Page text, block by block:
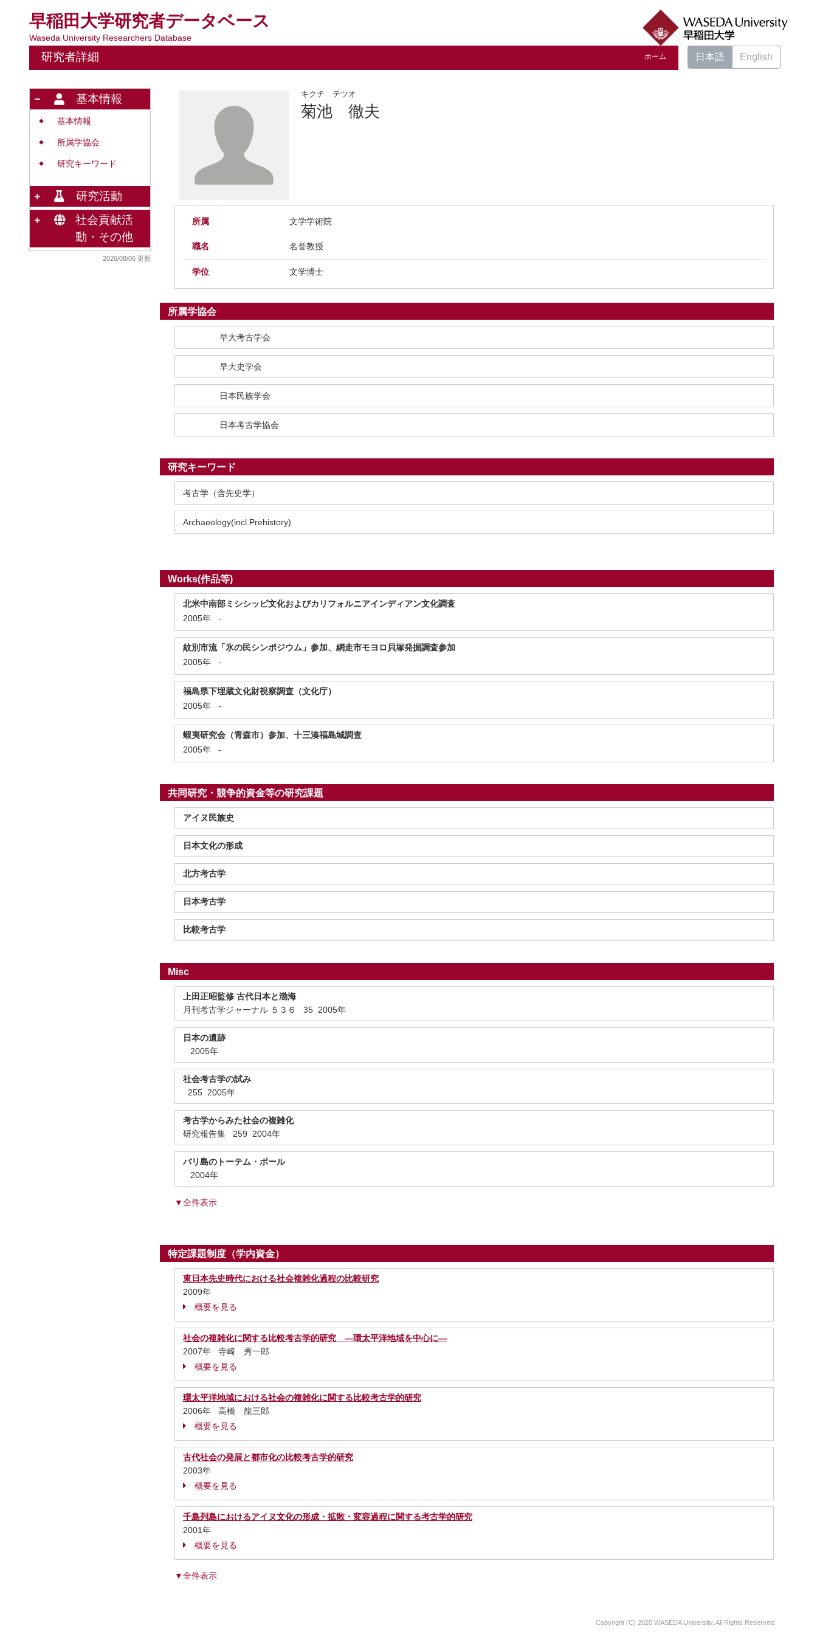
早稲田大学研究者データベース
Waseda University Researchers Database
研究者詳細 ホーム 日本語 English
基本情報
◆ 基本情報
◆ 所属学協会
◆ 研究キーワード
研究活動
社会貢献活
動・その他
2026/08/06 更新
キクチ テツオ
菊池 徹夫
所属 文学学術院
職名 名誉教授
学位 文学博士
所属学協会
早大考古学会
早大史学会
日本民族学会
日本考古学協会
研究キーワード
考古学（含先史学）
Archaeology(incl.Prehistory)
Works(作品等)
北米中南部ミシシッピ文化およびカリフォルニアインディアン文化調査
2005年
-
紋別市流「氷の民シンポジウム」参加、網走市モヨロ貝塚発掘調査参加
2005年
-
福島県下埋蔵文化財視察調査（文化庁）
2005年
-
蝦夷研究会（青森市）参加、十三湊福島城調査
2005年
-
共同研究・競争的資金等の研究課題
アイヌ民族史
日本文化の形成
北方考古学
日本考古学
比較考古学
Misc
上田正昭監修 古代日本と渤海
月刊考古学ジャーナル ５３６ 35 2005年
日本の遺跡
2005年
社会考古学の試み
255 2005年
考古学からみた社会の複雑化
研究報告集 259 2004年
バリ島のトーテム・ポール
2004年
▼全件表示
特定課題制度（学内資金）
東日本先史時代における社会複雑化過程の比較研究
2009年
概要を見る
社会の複雑化に関する比較考古学的研究 ―環太平洋地域を中心に―
2007年 寺崎 秀一郎
概要を見る
環太平洋地域における社会の複雑化に関する比較考古学的研究
2006年 高橋 龍三郎
概要を見る
古代社会の発展と都市化の比較考古学的研究
2003年
概要を見る
千島列島におけるアイヌ文化の形成・拡散・変容過程に関する考古学的研究
2001年
概要を見る
▼全件表示
Copyright (C) 2020 WASEDA University, All Rights Reserved.